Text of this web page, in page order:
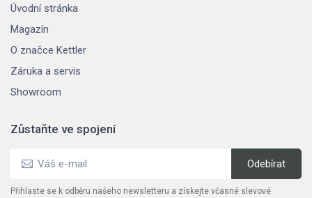
Úvodní stránka
Magazín
O značce Kettler
Záruka a servis
Showroom
Zůstaňte ve spojení
Přihlaste se k odběru našeho newsletteru a získejte včasné slevové